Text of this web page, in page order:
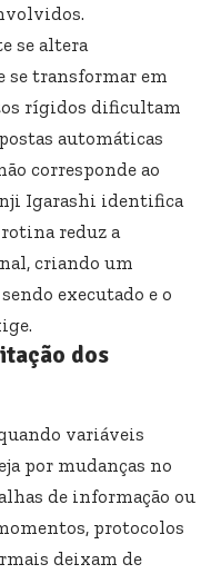
se altera
se transformar em
rígidos dificultam
automáticas
corresponde ao
Igarashi identifica
rotina reduz a
criando um
executado e o
dos
variáveis
por mudanças no
de informação ou
protocolos
deixam de